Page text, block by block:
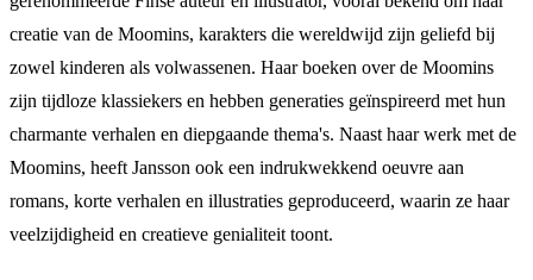
creatie van de Moomins, karakters die wereldwijd zijn geliefd bij
zowel kinderen als volwassenen. Haar boeken over de Moomins
zijn tijdloze klassiekers en hebben generaties geïnspireerd met hun
charmante verhalen en diepgaande thema's. Naast haar werk met de
Moomins, heeft Jansson ook een indrukwekkend oeuvre aan
romans, korte verhalen en illustraties geproduceerd, waarin ze haar
veelzijdigheid en creatieve genialiteit toont.